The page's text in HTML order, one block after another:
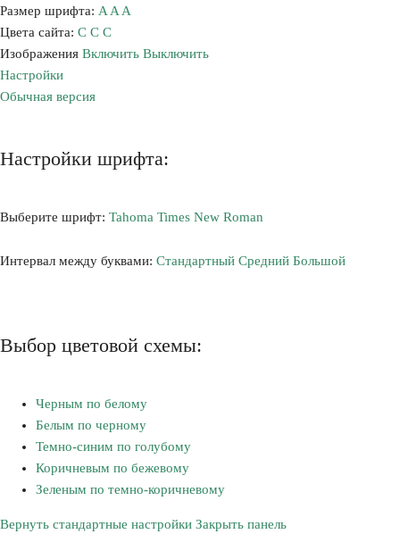
Размер шрифта: A A A
Цвета сайта: С С С
Изображения Включить Выключить
Настройки
Обычная версия
Настройки шрифта:
Выберите шрифт: Tahoma Times New Roman
Интервал между буквами: Стандартный Средний Большой
Выбор цветовой схемы:
Черным по белому
Белым по черному
Темно-синим по голубому
Коричневым по бежевому
Зеленым по темно-коричневому
Вернуть стандартные настройки Закрыть панель